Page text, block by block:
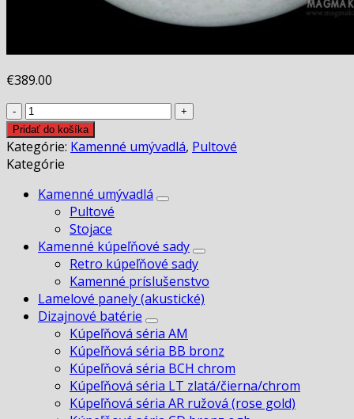
€389.00
množstvo
Kamenné
umývadlo
MADURA
Pridať do košíka
Kategórie: Kamenné umývadlá, Pultové
Kategórie
Kamenné umývadlá
Pultové
Stojace
Kamenné kúpeľňové sady
Retro kúpeľňové sady
Kamenné príslušenstvo
Lamelové panely (akustické)
Dizajnové batérie
Kúpeľňová séria AM
Kúpeľňová séria BB bronz
Kúpeľňová séria BCH chrom
Kúpeľňová séria LT zlatá/čierna/chrom
Kúpeľňová séria AR ružová (rose gold)